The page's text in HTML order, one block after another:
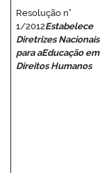
Resolução n°
1/2012Estabelece
Diretrizes Nacionais
para aEducação em
Direitos Humanos